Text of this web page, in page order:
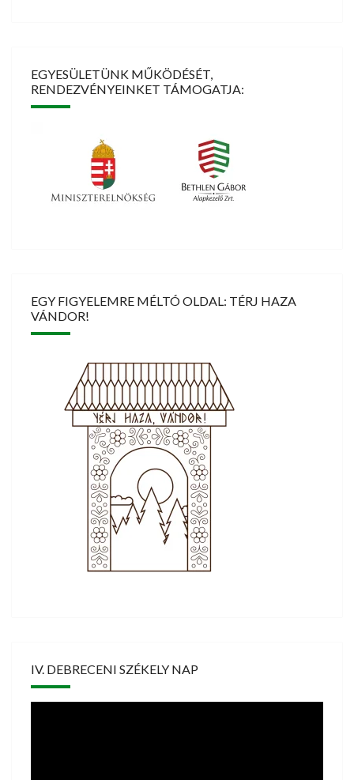
EGYESÜLETÜNK MŰKÖDÉSÉT,
RENDEZVÉNYEINKET TÁMOGATJA:
EGY FIGYELEMRE MÉLTÓ OLDAL: TÉRJ HAZA
VÁNDOR!
IV. DEBRECENI SZÉKELY NAP